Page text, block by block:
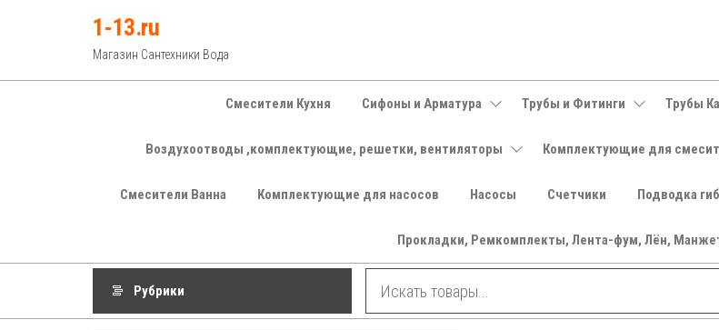
1-13.ru
Магазин Сантехники Вода
Смесители Кухня Сифоны и Арматура Трубы и Фитинги Трубы
Воздухоотводы ,комплектующие, решетки, вентиляторы Комплектующие для
Смесители Ванна Комплектующие для насосов Насосы Счетчики Подводка
Прокладки, Ремкомплекты, Лента-фум, Лён,
Рубрики